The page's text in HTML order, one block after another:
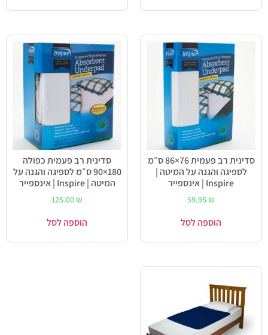
סדינית רב פעמית 76×86 ס״מ
לספיגה והגנה על המיטה |
Inspire | אינספייר
59.95 ₪
הוספה לסל
סדינית רב פעמית כפולה
180×90 ס״מ לספיגה והגנה על
המיטה | Inspire | אינספייר
125.00 ₪
הוספה לסל